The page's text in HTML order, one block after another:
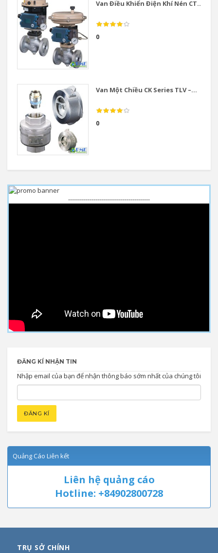
Van Điều Khiển Điện Khí Nén CT...
0
Van Một Chiều CK Series TLV –...
0
------------------------------------------
ĐĂNG KÍ NHẬN TIN
Nhập email của bạn để nhận thông báo sớm nhất của chúng tôi
Quảng Cáo Liên kết
Liên hệ quảng cáo
Hotline: +84902800728
TRỤ SỞ CHÍNH